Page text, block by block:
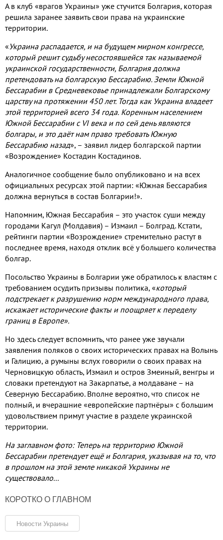
А в клуб «врагов Украины» уже стучится Болгария, которая
решила заранее заявить свои права на украинские
территории.
«Украина распадается, и на будущем мирном конгрессе,
который решит судьбу несостоявшейся так называемой
украинской государственности, Болгария должна
претендовать на болгарскую Бессарабию. Земли Южной
Бессарабии в Средневековье принадлежали Болгарскому
царству на протяжении 450 лет. Тогда как Украина владеет
этой территорией всего 34 года. Коренным населением
Южной Бессарабии с VIвека и по сей день являются
болгары, и это даёт нам право требовать Южную
Бессарабию назад», – заявил лидер болгарской партии
«Возрождение» Костадин Костадинов.
Аналогичное сообщение было опубликовано и на всех
официальных ресурсах этой партии: «Южная Бессарабия
должна вернуться в состав Болгарии!».
Напомним, Южная Бессарабия – это участок суши между
городами Кагул (Молдавия) – Измаил – Болград. Кстати,
рейтинги партии «Возрождение» стремительно растут в
последнее время, находя отклик всё у большего количества
болгар.
Посольство Украины в Болгарии уже обратилось к властям с
требованием осудить призывы политика, «который
подстрекает к разрушению норм международного права,
искажает исторические факты и поощряет к переделу
границ в Европе».
Но здесь следует вспомнить, что ранее уже звучали
заявления поляков о своих исторических правах на Волынь
и Галицию, а румыны вслух говорили о своих правах на
Черновицкую область, Измаил и остров Змеиный, венгры и
словаки претендуют на Закарпатье, а молдаване – на
Северную Бессарабию. Вполне вероятно, что список не
полный, и вчерашние «европейские партнёры» с большим
удовольствием примут участие в разделе украинской
территории.
На заглавном фото: Теперь на территорию Южной
Бессарабии претендует ещё и Болгария, указывая на то, что
в прошлом на этой земле никакой Украины не
существовало...
КОРОТКО О ГЛАВНОМ
Новости Украины